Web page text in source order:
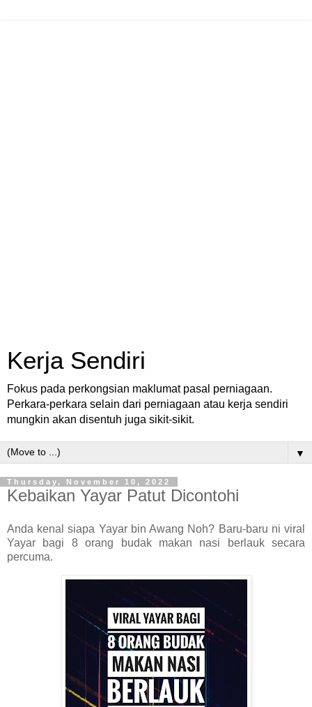
Kerja Sendiri
Fokus pada perkongsian maklumat pasal perniagaan.
Perkara-perkara selain dari perniagaan atau kerja sendiri
mungkin akan disentuh juga sikit-sikit.
▼
Thursday, November 10, 2022
Kebaikan Yayar Patut Dicontohi
Anda kenal siapa Yayar bin Awang Noh? Baru-baru ni viral
Yayar bagi 8 orang budak makan nasi berlauk secara
percuma.